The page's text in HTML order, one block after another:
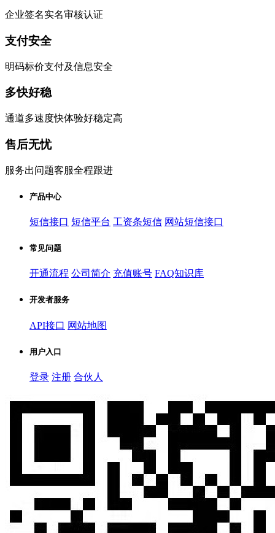
企业签名实名审核认证
支付安全
明码标价支付及信息安全
多快好稳
通道多速度快体验好稳定高
售后无忧
服务出问题客服全程跟进
产品中心
短信接口 短信平台 工资条短信 网站短信接口
常见问题
开通流程 公司简介 充值账号 FAQ知识库
开发者服务
API接口 网站地图
用户入口
登录 注册 合伙人